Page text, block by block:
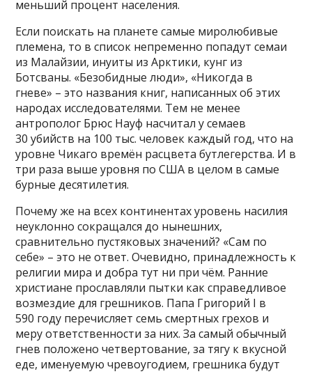
меньший процент населения.
Если поискать на планете самые миролюбивые
племена, то в список непременно попадут семаи
из Малайзии, инуиты из Арктики, кунг из
Ботсваны. «Безобидные люди», «Никогда в
гневе» – это названия книг, написанных об этих
народах исследователями. Тем не менее
антрополог Брюс Науф насчитал у семаев
30 убийств на 100 тыс. человек каждый год, что на
уровне Чикаго времён расцвета бутлегерства. И в
три раза выше уровня по США в целом в самые
бурные десятилетия.
Почему же на всех континентах уровень насилия
неуклонно сокращался до нынешних,
сравнительно пустяковых значений? «Сам по
себе» – это не ответ. Очевидно, принадлежность к
религии мира и добра тут ни при чём. Ранние
христиане прославляли пытки как справедливое
возмездие для грешников. Папа Григорий I в
590 году перечисляет семь смертных грехов и
меру ответственности за них. За самый обычный
гнев положено четвертование, за тягу к вкусной
еде, именуемую чревоугодием, грешника будут